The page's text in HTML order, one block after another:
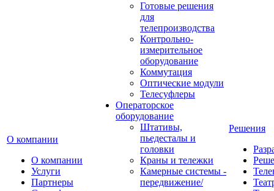
О компании
О компании
Услуги
Партнеры
Готовые решения
для
телепроизводства
Контрольно-
измерительное
оборудование
Коммутация
Оптические модули
Телесуфлеры
Операторское
оборудование
Штативы,
пьедесталы и
головки
Краны и тележки
Камерные системы -
передвижение/
Решения